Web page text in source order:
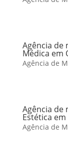
Agência de
Médica em
Agência de
Agência de
Estética em
Agência de